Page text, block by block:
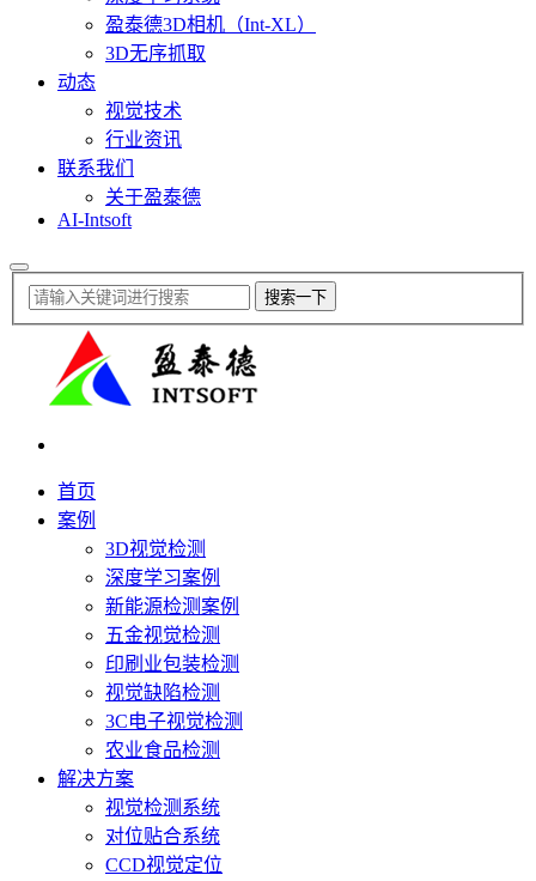
盈泰德3D相机（Int-XL）
3D无序抓取
动态
视觉技术
行业资讯
联系我们
关于盈泰德
AI-Intsoft
首页
案例
3D视觉检测
深度学习案例
新能源检测案例
五金视觉检测
印刷业包装检测
视觉缺陷检测
3C电子视觉检测
农业食品检测
解决方案
视觉检测系统
对位贴合系统
CCD视觉定位